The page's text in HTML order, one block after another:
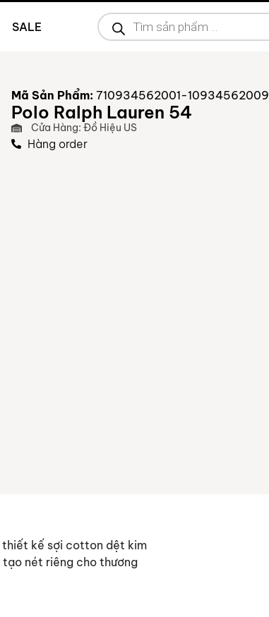
SALE
Mã Sản Phẩm: 710934562001-10934562009
Polo Ralph Lauren 54
Cửa Hàng: Đồ Hiệu US
Hàng order
thiết kế sợi cotton dệt kim
nét riêng cho thương